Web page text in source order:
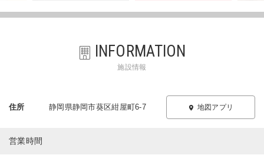
INFORMATION
施設情報
住所 静岡県静岡市葵区紺屋町6-7 地図アプリ
営業時間